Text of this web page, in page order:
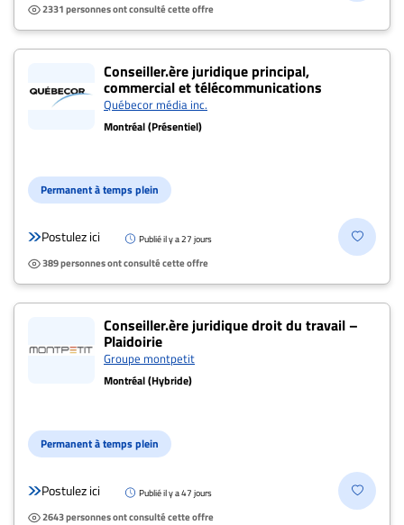
2331 personnes ont consulté cette offre
Conseiller.ère juridique principal,
commercial et télécommunications
Québecor média inc.
Montréal (Présentiel)
Permanent à temps plein
Postulez ici Publié il y a 27 jours
389 personnes ont consulté cette offre
Conseiller.ère juridique droit du travail –
Plaidoirie
Groupe montpetit
Montréal (Hybride)
Permanent à temps plein
Postulez ici Publié il y a 47 jours
2643 personnes ont consulté cette offre